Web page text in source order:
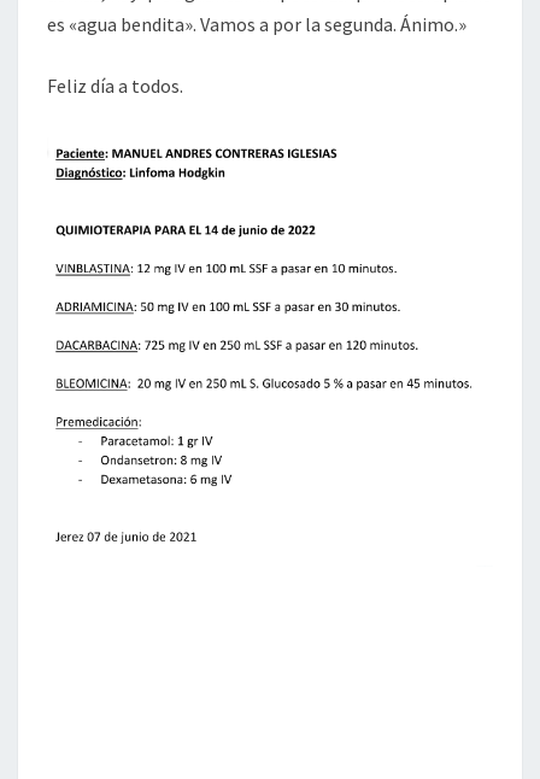
es «agua bendita». Vamos a por la segunda. Ánimo.»
Feliz día a todos.